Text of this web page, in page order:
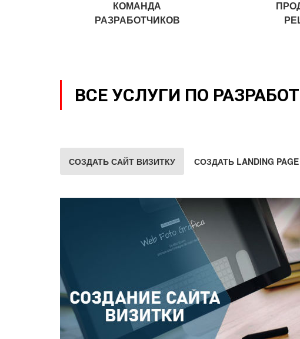
КОМАНДА
РАЗРАБОТЧИКОВ
ВСЕ УСЛУГИ ПО
СОЗДАТЬ САЙТ ВИЗИТКУ СОЗДАТЬ LANDING PAGE